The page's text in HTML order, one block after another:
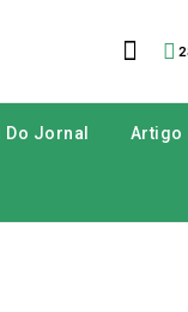
Do Jornal Artigo